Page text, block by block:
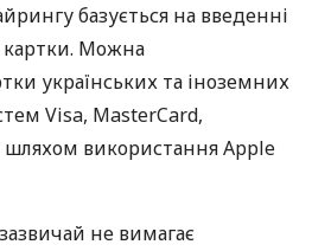
базується на введенні
картки. Можна
українських та іноземних
Visa, MasterCard,
шляхом використання Apple
не вимагає